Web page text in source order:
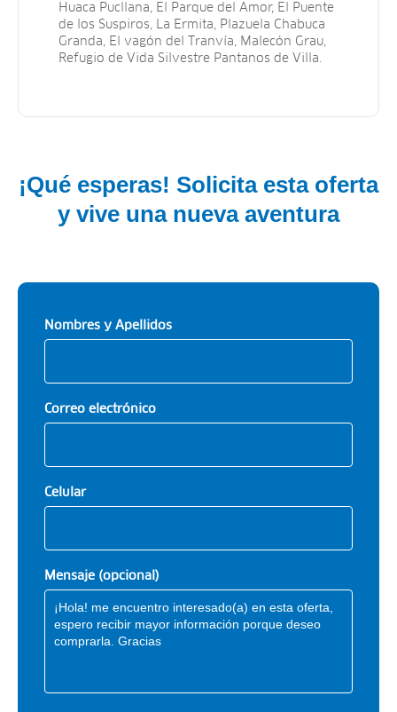
Huaca Pucllana, El Parque del Amor, El Puente
de los Suspiros, La Ermita, Plazuela Chabuca
Granda, El vagón del Tranvía, Malecón Grau,
Refugio de Vida Silvestre Pantanos de Villa.
¡Qué esperas! Solicita esta oferta
y vive una nueva aventura
Nombres y Apellidos
Correo electrónico
Celular
Mensaje (opcional)